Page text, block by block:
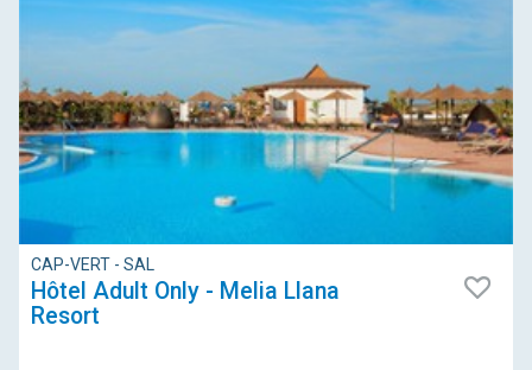
CAP-VERT - SAL
Hôtel Adult Only - Melia Llana
Resort